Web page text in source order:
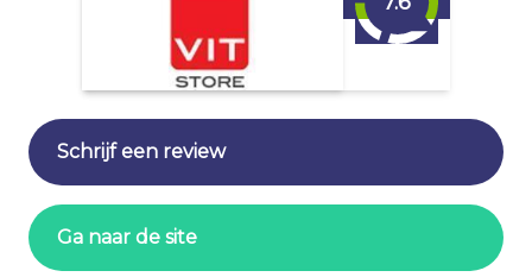
Schrijf een review
Ga naar de site